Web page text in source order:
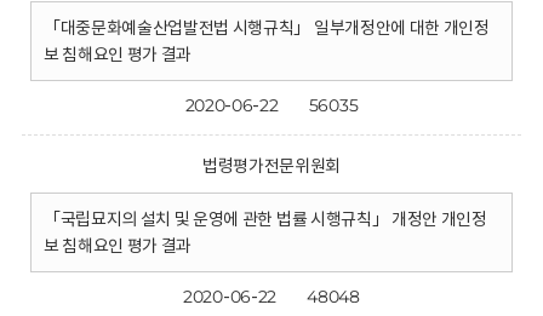
「대중문화예술산업발전법 시행규칙」 일부개정안에 대한 개인정
보 침해요인 평가 결과
2020-06-22 56035
법령평가전문위원회
「국립묘지의 설치 및 운영에 관한 법률 시행규칙」 개정안 개인정
보 침해요인 평가 결과
2020-06-22 48048